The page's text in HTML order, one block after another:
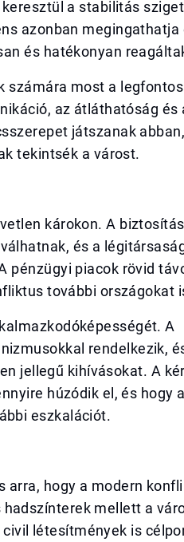
a stabilitás
azonban megingathatja
és hatékonyan
számára most a
az átláthatóság és
játszanak
tekintsék a várost.
károkon. A
és a
pénzügyi piacok rövid
további országokat
A
rendelkezik,
jellegű kihívásokat. A
húzódik el, és hogy a
eszkalációt.
hogy a modern
mellett a
létesítmények is